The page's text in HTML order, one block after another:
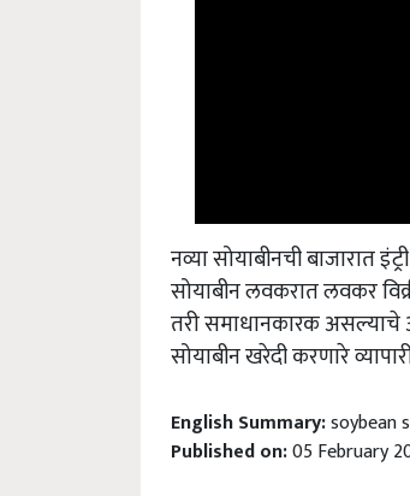
नव्या सोयाबीनची बाजारात
सोयाबीन लवकरात लवकर
तरी समाधानकारक असल्याचे
सोयाबीन खरेदी करणारे
English Summary: soybean
Published on:05 February